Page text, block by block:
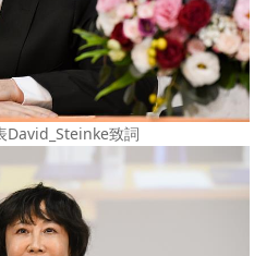
David_Steinke致詞